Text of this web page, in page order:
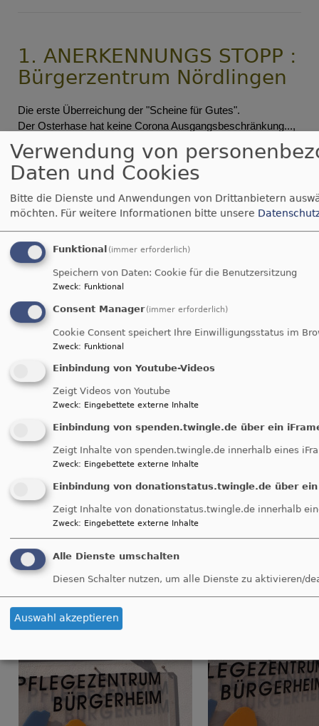
1. ANERKENNUNGS STOPP :
Bürgerzentrum Nördlingen
Die erste Überreichung der "Scheine für Gutes".
Der Osterhase hat keine Corona Ausgangsbeschränkung...,
Heute wurden die ersten Gutscheinpakete an die sozialen
Einrichtungen überreicht. ( 500€,,,(Gutscheinpaket))
da es keine persönlichen Kontakte gibt.
1. Ziel : Pflegezentrum Bürgerheim Nördlingen..
Siehe Photos..
auf dem Bild :
Leitung : Waltraud Dollmann und Elisabeth Östringer
Verwendung für gemeinsames Essen oder Brotzeit aller
"Helden"
Es ist einfach schön diesen Dank persönlich zu erleben, und
auch schriftlich zusätzlich zu bekommen
Auszug von dem schriftlichen Dank.."ich darf einfach nur
DANKE sagen, für diese großartige Aktion als Zeichen der
Anerkennung für unsere Mitarbeiter."
Ich möchte den Dank an all die weitergeben, die dies durch
Ihre Spende ermöglicht haben..
Verwendung von
Daten und Cookies
Bitte die Dienste und Anwendungen von Drittanbietern
möchten. Für weitere Informationen bitte unsere
Funktional (immer erforderlich)
Speichern von Daten: Cookie für die Benutzersitzung
Zweck: Funktional
Consent Manager (immer erforderlich)
Cookie Consent speichert Ihre Einwilligungsstatus im
Zweck: Funktional
Einbindung von Youtube-Videos
Zeigt Videos von Youtube
Zweck: Eingebettete externe Inhalte
Einbindung von spenden.twingle.de über ein
Zeigt Inhalte von spenden.twingle.de innerhalb eines
Zweck: Eingebettete externe Inhalte
Einbindung von donationstatus.twingle.de über
Zeigt Inhalte von donationstatus.twingle.de innerhalb
Zweck: Eingebettete externe Inhalte
Alle Dienste umschalten
Diesen Schalter nutzen, um alle Dienste zu aktivieren/
Auswahl akzeptieren